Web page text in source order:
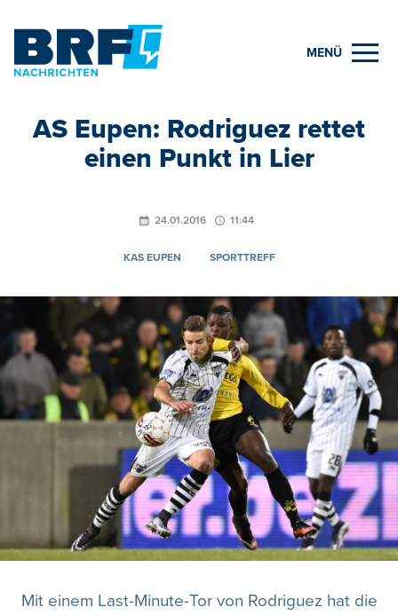
MENÜ
AS Eupen: Rodriguez rettet
einen Punkt in Lier
24.01.2016 11:44
KAS EUPEN SPORTTREFF
Mit einem Last-Minute-Tor von Rodriguez hat die